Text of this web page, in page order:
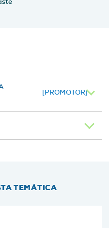
[PROMOTOR]
TEMÁTICA